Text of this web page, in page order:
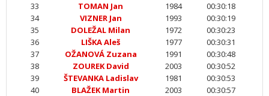
33
TOMAN Jan 1984
00:30:18
34
VIZNER Jan 1993
00:30:19
35
DOLEŽAL Milan 1972
00:30:23
36
LIŠKA Aleš 1977
00:30:31
37
OŽANOVÁ Zuzana 1991
00:30:48
38
ZOUREK David 2003
00:30:52
39
ŠTEVANKA Ladislav 1981
00:30:53
40
BLAŽEK Martin 2003
00:30:57